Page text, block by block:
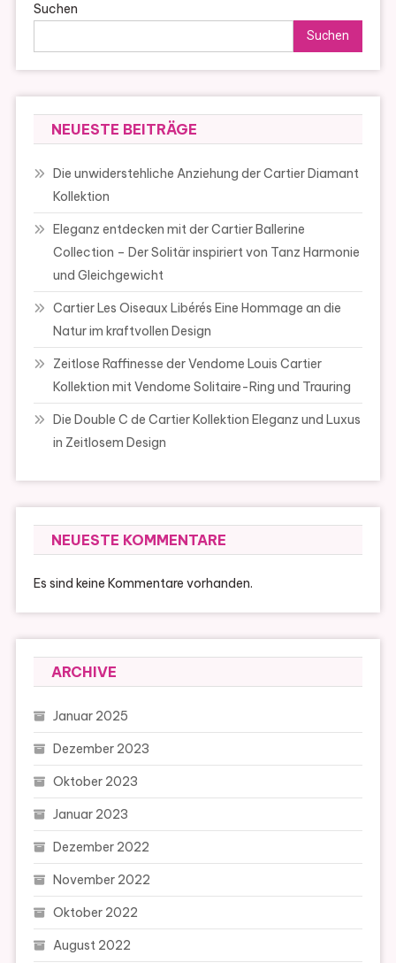
Suchen
Suchen
NEUESTE BEITRÄGE
Die unwiderstehliche Anziehung der Cartier Diamant
Kollektion
Eleganz entdecken mit der Cartier Ballerine
Collection – Der Solitär inspiriert von Tanz Harmonie
und Gleichgewicht
Cartier Les Oiseaux Libérés Eine Hommage an die
Natur im kraftvollen Design
Zeitlose Raffinesse der Vendome Louis Cartier
Kollektion mit Vendome Solitaire-Ring und Trauring
Die Double C de Cartier Kollektion Eleganz und Luxus
in Zeitlosem Design
NEUESTE KOMMENTARE
Es sind keine Kommentare vorhanden.
ARCHIVE
Januar 2025
Dezember 2023
Oktober 2023
Januar 2023
Dezember 2022
November 2022
Oktober 2022
August 2022